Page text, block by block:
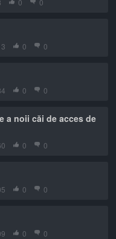
0 0
0 0
a noii căi de acces de
0 0
0 0
0 0